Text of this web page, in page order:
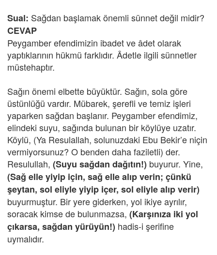
Sual: Sağdan başlamak önemli sünnet değil midir?
CEVAP
Peygamber efendimizin ibadet ve âdet olarak
yaptıklarının hükmü farklıdır. Âdetle ilgili sünnetler
müstehaptır.
Sağın önemi elbette büyüktür. Sağın, sola göre
üstünlüğü vardır. Mübarek, şerefli ve temiz işleri
yaparken sağdan başlanır. Peygamber efendimiz,
elindeki suyu, sağında bulunan bir köylüye uzatır.
Köylü, (Ya Resulallah, solunuzdaki Ebu Bekir’e niçin
vermiyorsunuz? O benden daha faziletli) der.
Resulullah, (Suyu sağdan dağıtın!) buyurur. Yine,
(Sağ elle yiyip için, sağ elle alıp verin; çünkü
şeytan, sol eliyle yiyip içer, sol eliyle alıp verir)
buyurmuştur. Bir yere giderken, yol ikiye ayrılır,
soracak kimse de bulunmazsa, (Karşınıza iki yol
çıkarsa, sağdan yürüyün!) hadis-i şerifine
uymalıdır.